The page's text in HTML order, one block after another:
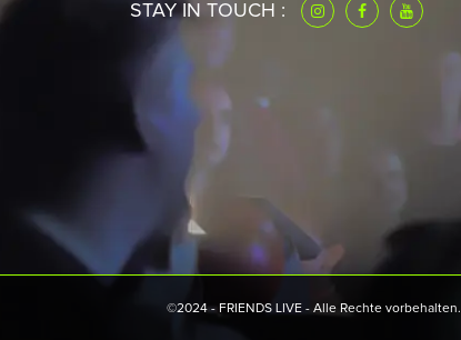
STAY IN TOUCH :
©2024 - FRIENDS LIVE - Alle Rechte vorbehalten.